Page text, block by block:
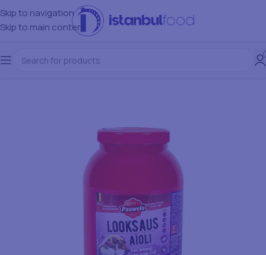
Skip to navigation
Skip to main content